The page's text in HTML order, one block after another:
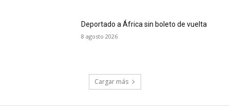
Deportado a África sin boleto de vuelta
8 agosto 2026
Cargar más